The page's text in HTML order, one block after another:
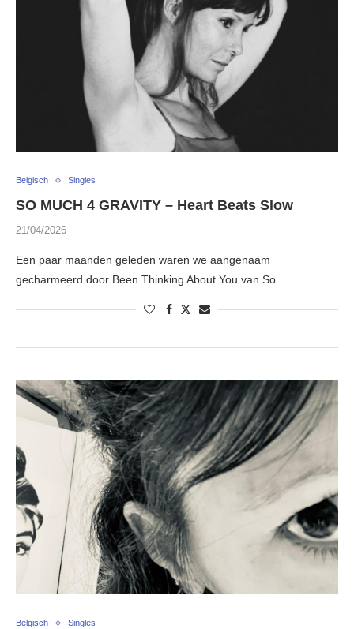
Belgisch Singles
SO MUCH 4 GRAVITY – Heart Beats Slow
21/04/2026
Een paar maanden geleden waren we aangenaam
gecharmeerd door Been Thinking About You van So …
Belgisch Singles